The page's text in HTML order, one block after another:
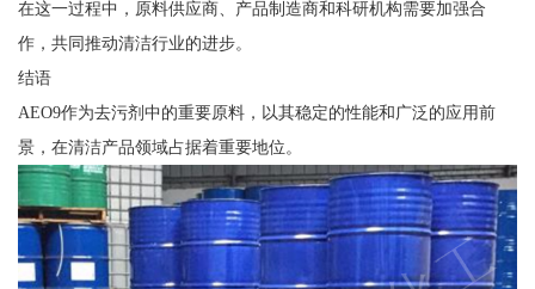
在这一过程中，原料供应商、产品制造商和科研机构需要加强合
作，共同推动清洁行业的进步。
结语
AEO9作为去污剂中的重要原料，以其稳定的性能和广泛的应用前
景，在清洁产品领域占据着重要地位。